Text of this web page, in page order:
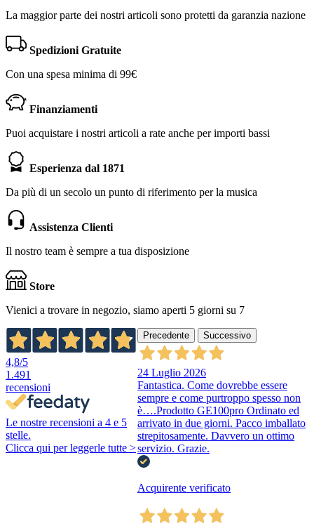
La maggior parte dei nostri articoli sono protetti da garanzia nazione
Spedizioni Gratuite
Con una spesa minima di 99€
Finanziamenti
Puoi acquistare i nostri articoli a rate anche per importi bassi
Esperienza dal 1871
Da più di un secolo un punto di riferimento per la musica
Assistenza Clienti
Il nostro team è sempre a tua disposizione
Store
Vienici a trovare in negozio, siamo aperti 5 giorni su 7
4,8/5
1.491
recensioni
Le nostre recensioni a 4 e 5
stelle.
Clicca qui per leggerle tutte >
Precedente Successivo
24 Luglio 2026
Fantastica. Come dovrebbe essere
sempre e come purtroppo spesso non
è….Prodotto GE100pro Ordinato ed
arrivato in due giorni. Pacco imballato
strepitosamente. Davvero un ottimo
servizio. Grazie.
Acquirente verificato